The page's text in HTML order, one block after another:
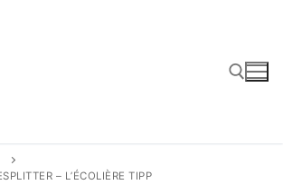
– L’ÉCOLIÈRE TIPP